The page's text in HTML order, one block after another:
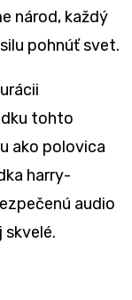
národ, každý
pohnúť svet.
tohto
ako polovica
harry-
audio
skvelé.